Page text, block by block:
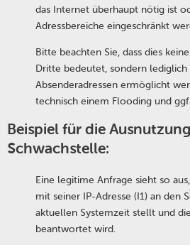
das Internet überhaupt nötig ist
Adressbereiche eingeschränkt
Bitte beachten Sie, dass dies
Dritte bedeutet, sondern
Absenderadressen ermöglicht
technisch einem Flooding und
Beispiel für die
Schwachstelle:
Eine legitime Anfrage sieht so
mit seiner IP-Adresse (I1) an den
aktuellen Systemzeit stellt und
beantwortet wird.